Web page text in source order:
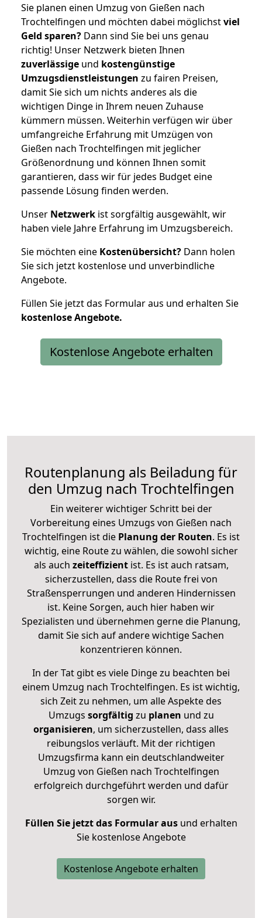
Sie planen einen Umzug von Gießen nach
Trochtelfingen und möchten dabei möglichstviel
Geld sparen? Dann sind Sie bei uns genau
richtig! Unser Netzwerk bieten Ihnen
zuverlässige und kostengünstige
Umzugsdienstleistungen zu fairen Preisen,
damit Sie sich um nichts anderes als die
wichtigen Dinge in Ihrem neuen Zuhause
kümmern müssen. Weiterhin verfügen wir über
umfangreiche Erfahrung mit Umzügen von
Gießen nach Trochtelfingen mit jeglicher
Größenordnung und können Ihnen somit
garantieren, dass wir für jedes Budget eine
passende Lösung finden werden.
Unser Netzwerk ist sorgfältig ausgewählt, wir
haben viele Jahre Erfahrung im Umzugsbereich.
Sie möchten eine Kostenübersicht? Dann holen
Sie sich jetzt kostenlose und unverbindliche
Angebote.
Füllen Sie jetzt das Formular aus und erhalten Sie
kostenloseAngebote.
Kostenlose Angebote erhalten
Routenplanung als Beiladung für
den Umzug nach Trochtelfingen
Ein weiterer wichtiger Schritt bei der
Vorbereitung eines Umzugs von Gießen nach
Trochtelfingen ist die Planung der Routen. Es ist
wichtig, eine Route zu wählen, die sowohl sicher
als auch zeiteffizientist. Es ist auch ratsam,
sicherzustellen, dass die Route frei von
Straßensperrungen und anderen Hindernissen
ist. Keine Sorgen, auch hier haben wir
Spezialisten und übernehmen gerne die Planung,
damit Sie sich auf andere wichtige Sachen
konzentrieren können.
In der Tat gibt es viele Dinge zu beachten bei
einem Umzug nach Trochtelfingen. Es ist wichtig,
sich Zeit zu nehmen, um alle Aspekte des
Umzugs sorgfältig zu planen und zu
organisieren, um sicherzustellen, dass alles
reibungslos verläuft. Mit der richtigen
Umzugsfirma kann ein deutschlandweiter
Umzug von Gießen nach Trochtelfingen
erfolgreich durchgeführt werden und dafür
sorgen wir.
Füllen Sie jetzt das Formular ausund erhalten
Sie kostenlose Angebote
Kostenlose Angebote erhalten